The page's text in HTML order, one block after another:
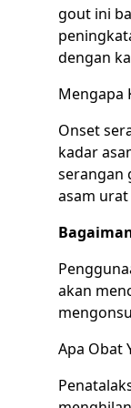
gout ini
dengan
Mengapa
Onset
kadar
serangan
asam
akan
Apa Obat